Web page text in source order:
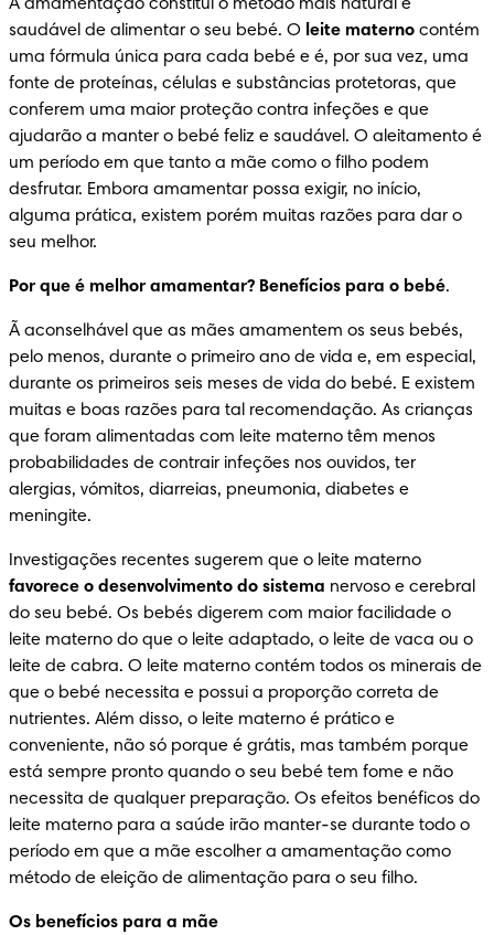
A amamentação constitui o método mais natural e
saudável de alimentar o seu bebé. O leite materno contém
uma fórmula única para cada bebé e é, por sua vez, uma
fonte de proteínas, células e substâncias protetoras, que
conferem uma maior proteção contra infeções e que
ajudarão a manter o bebé feliz e saudável. O aleitamento é
um período em que tanto a mãe como o filho podem
desfrutar. Embora amamentar possa exigir, no início,
alguma prática, existem porém muitas razões para dar o
seu melhor.
Por que é melhor amamentar? Benefícios para o bebé.
Ã aconselhável que as mães amamentem os seus bebés,
pelo menos, durante o primeiro ano de vida e, em especial,
durante os primeiros seis meses de vida do bebé. E existem
muitas e boas razões para tal recomendação. As crianças
que foram alimentadas com leite materno têm menos
probabilidades de contrair infeções nos ouvidos, ter
alergias, vómitos, diarreias, pneumonia, diabetes e
meningite.
favorece o desenvolvimento do sistema nervoso e cerebral
do seu bebé. Os bebés digerem com maior facilidade o
leite materno do que o leite adaptado, o leite de vaca ou o
leite de cabra. O leite materno contém todos os minerais de
que o bebé necessita e possui a proporção correta de
nutrientes. Além disso, o leite materno é prático e
conveniente, não só porque é grátis, mas também porque
está sempre pronto quando o seu bebé tem fome e não
necessita de qualquer preparação. Os efeitos benéficos do
leite materno para a saúde irão manter-se durante todo o
período em que a mãe escolher a amamentação como
método de eleição de alimentação para o seu filho.
Os benefícios para a mãe